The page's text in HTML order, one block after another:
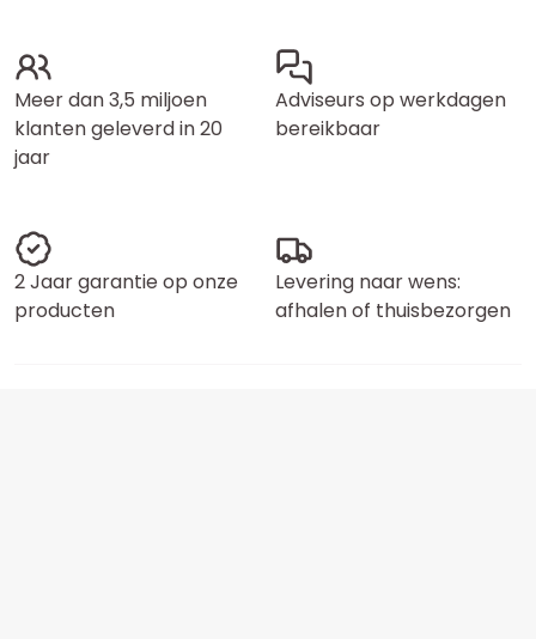
Meer dan 3,5 miljoen
klanten geleverd in 20
jaar
Adviseurs op werkdagen
bereikbaar
2 Jaar garantie op onze
producten
Levering naar wens:
afhalen of thuisbezorgen